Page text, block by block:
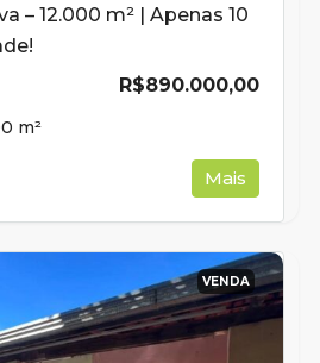
– 12.000 m² | Apenas 10
R$890.000,00
m²
Mais
VENDA